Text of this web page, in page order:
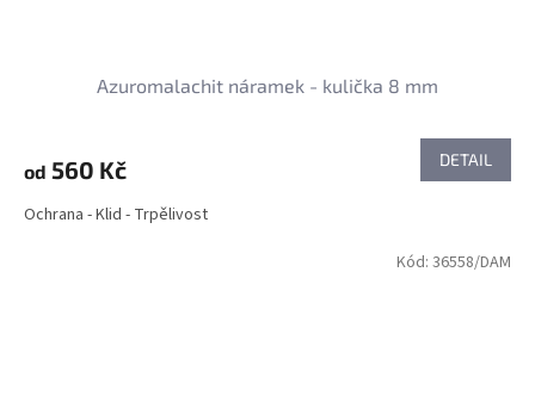
Azuromalachit náramek - kulička 8 mm
od 560 Kč DETAIL
Ochrana - Klid - Trpělivost
Kód: 36558/DAM